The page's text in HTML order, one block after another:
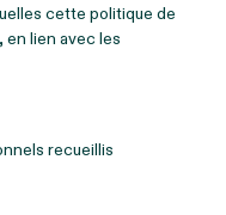
cette politique de
lien avec les
recueillis